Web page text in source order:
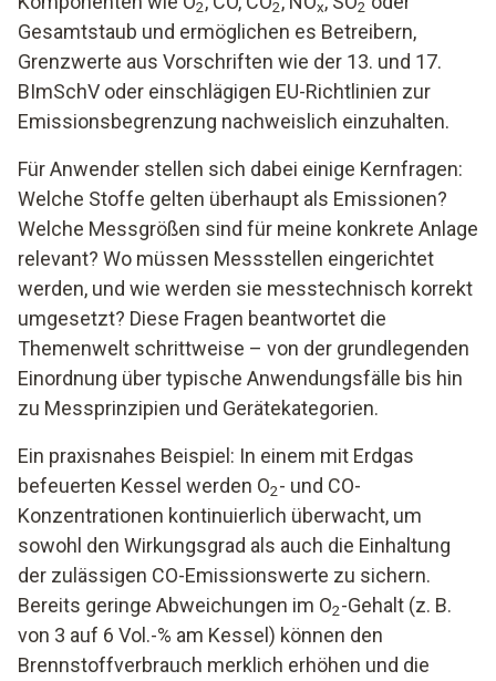
2 2 x 2
Gesamtstaub und ermöglichen es Betreibern,
Grenzwerte aus Vorschriften wie der 13. und 17.
BImSchV oder einschlägigen EU-Richtlinien zur
Emissionsbegrenzung nachweislich einzuhalten.
Für Anwender stellen sich dabei einige Kernfragen:
Welche Stoffe gelten überhaupt als Emissionen?
Welche Messgrößen sind für meine konkrete Anlage
relevant? Wo müssen Messstellen eingerichtet
werden, und wie werden sie messtechnisch korrekt
umgesetzt? Diese Fragen beantwortet die
Themenwelt schrittweise – von der grundlegenden
Einordnung über typische Anwendungsfälle bis hin
zu Messprinzipien und Gerätekategorien.
Ein praxisnahes Beispiel: In einem mit Erdgas
befeuerten Kessel werden O2- und CO-
Konzentrationen kontinuierlich überwacht, um
sowohl den Wirkungsgrad als auch die Einhaltung
der zulässigen CO-Emissionswerte zu sichern.
Bereits geringe Abweichungen im O2-Gehalt (z. B.
von 3 auf 6 Vol.-% am Kessel) können den
Brennstoffverbrauch merklich erhöhen und die